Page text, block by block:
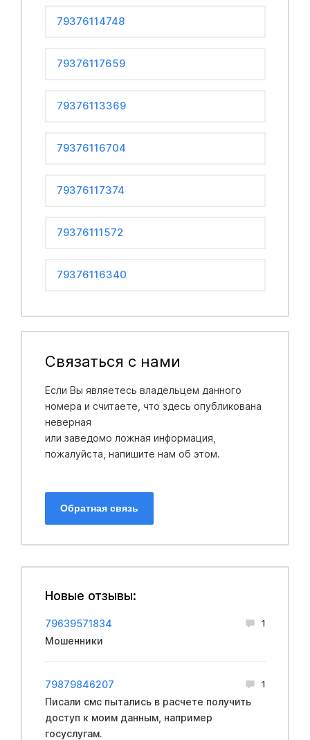
79376114748
79376117659
79376113369
79376116704
79376117374
79376111572
79376116340
Связаться с нами
Если Вы являетесь владельцем данного
номера и считаете, что здесь опубликована
неверная
или заведомо ложная информация,
пожалуйста, напишите нам об этом.
Обратная связь
Новые отзывы:
79639571834 1
Мошенники
79879846207 1
Писали смс пытались в расчете получить
доступ к моим данным, например
госуслугам.